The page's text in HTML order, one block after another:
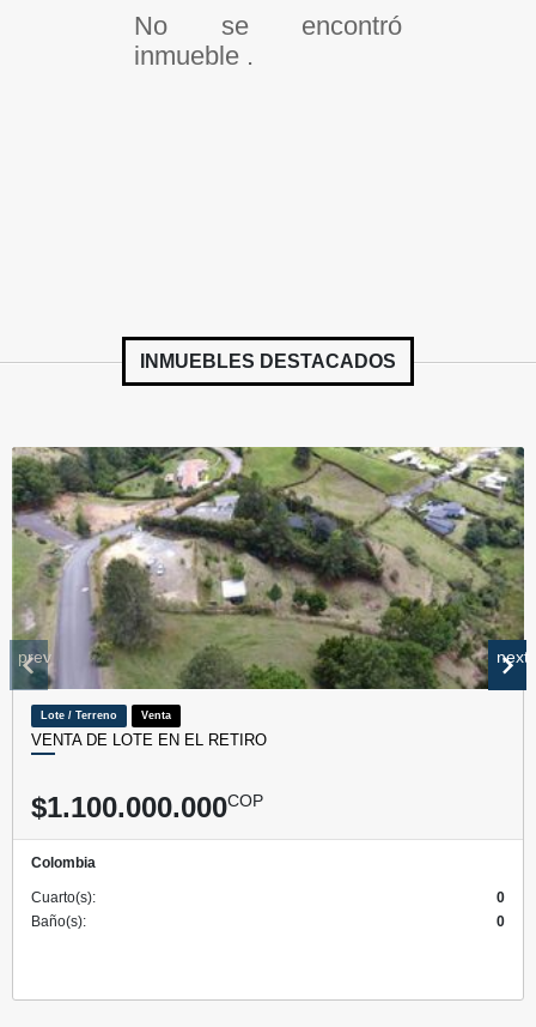
No se encontró
inmueble .
INMUEBLES DESTACADOS
Lote / Terreno Venta
VENTA DE LOTE EN EL RETIRO
$1.100.000.000COP
Colombia
Cuarto(s):
0
Baño(s):
0
prev next